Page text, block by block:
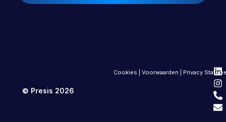
© Presis 2026
Cookies |Voorwaarden Privacy